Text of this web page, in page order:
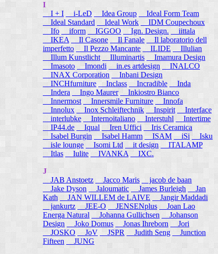
I
I + I
i-LeD Idea Group
Ideal Form Team
Ideal Standard
Ideal Work
IDM Coupechoux
Ifo
iform IGGOO Ign. Design.
iittala
IKEA
Il Casone Il Fanale
Il laboratorio dell
imperfetto
Il Pezzo Mancante ILIDE
Illulian
Illum Kunstlicht
Illuminartis
Imamura Design
Imasoto
Imondi in.es artdesign
INALCO
INAX Corporation
Inbani Design
INCHfurniture
Inclass Incradible
Inda
Indera
Ingo Maurer
Inkiostro Bianco
Innermost
Innersmile Furniture
Innofa
Innolux
Inox Schleiftechnik Inspirit
Interface
interlubke
Internoitaliano Interstuhl
Intertime
IP44.de
Iqual Iren Uffici
Iris Ceramica
Isabel Burgin
Isabel Hamm ISAM iSi Isku
isle lounge
Isomi Ltd it design
ITALAMP
Itlas
Iulite IVANKA IXC.
J
JAB Anstoetz
Jacco Maris
jacob de baan
Jake Dyson
Jaloumatic James Burleigh
Jan
Kath
JAN WILLEM de LAIVE
Jangir Maddadi
jankurtz JEE-O JENSENplus
Joan Lao
Energa Natural
Johanna Gullichsen
Johanson
Design
Joko Domus Jonas Ihreborn
Jori
JOSKO
JoV JSPR Judith Seng
Junction
Fifteen
JUNG